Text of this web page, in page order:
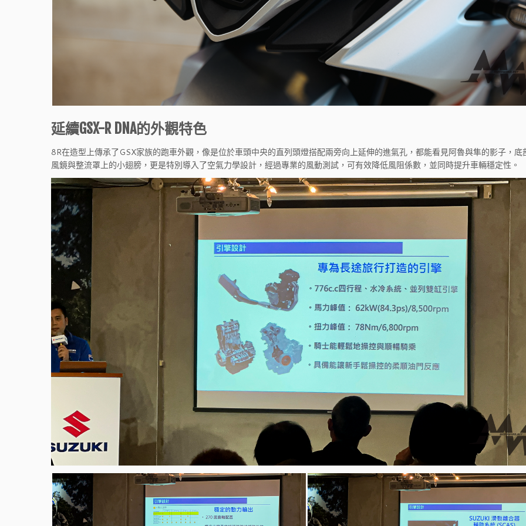
延續GSX-R DNA的外觀特色
8R在造型上傳承了GSX家族的跑車外觀，像是位於車頭中央的直列頭燈搭配兩旁向上延伸的進氣孔，都能看見阿魯與隼的影子，底
風鏡與整流罩上的小翅膀，更是特別導入了空氣力學設計，經過專業的風動測試，可有效降低風阻係數，並同時提升車輛穩定性。